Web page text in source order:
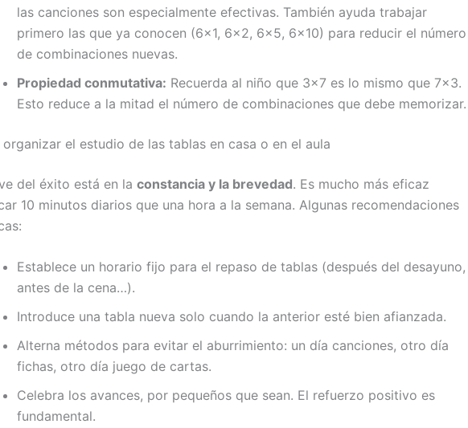
las canciones son especialmente efectivas. También ayuda trabajar
primero las que ya conocen (6×1, 6×2, 6×5, 6×10) para reducir el número
de combinaciones nuevas.
Propiedad conmutativa: Recuerda al niño que 3×7 es lo mismo que 7×3.
Esto reduce a la mitad el número de combinaciones que debe memorizar.
el estudio de las tablas en casa o en el aula
del éxito está en la constancia y la brevedad. Es mucho más eficaz
10 minutos diarios que una hora a la semana. Algunas recomendaciones
Establece un horario fijo para el repaso de tablas (después del desayuno,
antes de la cena…).
Introduce una tabla nueva solo cuando la anterior esté bien afianzada.
Alterna métodos para evitar el aburrimiento: un día canciones, otro día
fichas, otro día juego de cartas.
Celebra los avances, por pequeños que sean. El refuerzo positivo es
fundamental.